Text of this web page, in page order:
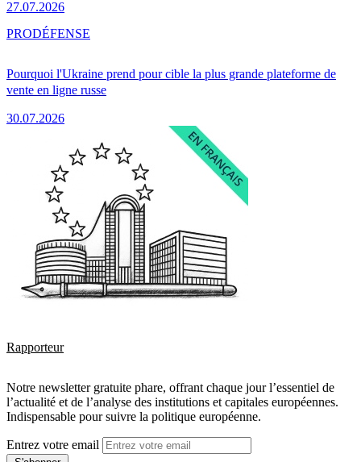
27.07.2026
Pourquoi l'Ukraine prend pour cible la plus grande plateforme de
vente en ligne russe
30.07.2026
PRODÉFENSE
Rapporteur
Notre newsletter gratuite phare, offrant chaque jour l’essentiel de
l’actualité et de l’analyse des institutions et capitales européennes.
Indispensable pour suivre la politique européenne.
Entrez votre email